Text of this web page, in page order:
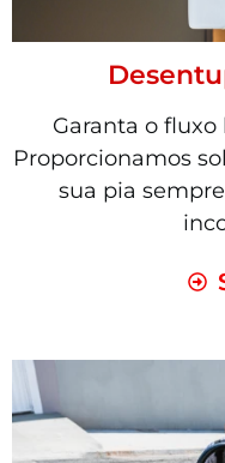
Garanta o
Proporcionamos
sua pia